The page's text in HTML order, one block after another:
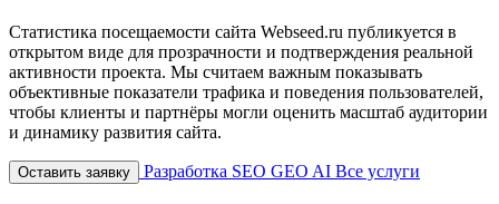
Статистика посещаемости сайта Webseed.ru публикуется в
открытом виде для прозрачности и подтверждения реальной
активности проекта. Мы считаем важным показывать
объективные показатели трафика и поведения пользователей,
чтобы клиенты и партнёры могли оценить масштаб аудитории
и динамику развития сайта.
Оставить заявку Разработка SEO GEO AI Все услуги